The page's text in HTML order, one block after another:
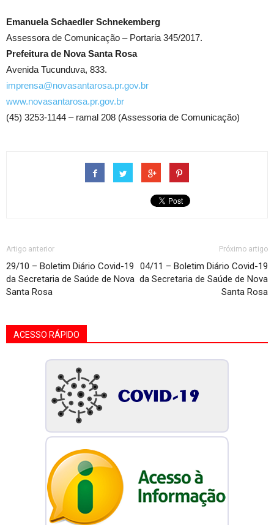
Emanuela Schaedler Schnekemberg
Assessora de Comunicação – Portaria 345/2017.
Prefeitura de Nova Santa Rosa
Avenida Tucunduva, 833.
imprensa@novasantarosa.pr.gov.br
www.novasantarosa.pr.gov.br
(45) 3253-1144 – ramal 208 (Assessoria de Comunicação)
Artigo anterior
29/10 – Boletim Diário Covid-19
da Secretaria de Saúde de Nova
Santa Rosa
Próximo artigo
04/11 – Boletim Diário Covid-19
da Secretaria de Saúde de Nova
Santa Rosa
ACESSO RÁPIDO